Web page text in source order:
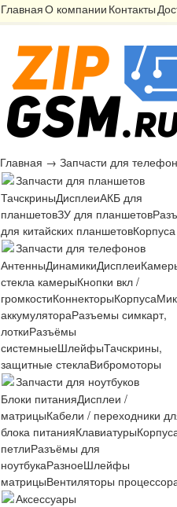
ГлавнаяО компании Контакты
Главная → Запчасти для
Запчасти для планшетов
ТачскриныДисплеиАКБ для
планшетовЗУ для планшетов
для китайских планшетовКорпуса
Запчасти для телефонов
АнтенныДинамикиДисплеи
стекла камерыКнопки вкл /
громкостиКоннекторыКорпуса
аккумулятораРазъемы симкарт,
лоткиРазъёмы
системныеШлейфыТачскрины,
защитные стеклаВибромоторы
Запчасти для ноутбуков
Блоки питанияДисплеи /
матрицыКабели / переходники
блока питанияКлавиатуры
петлиРазъёмы для
ноутбукаРазноеШлейфы
матрицыВентиляторы
Аксессуары